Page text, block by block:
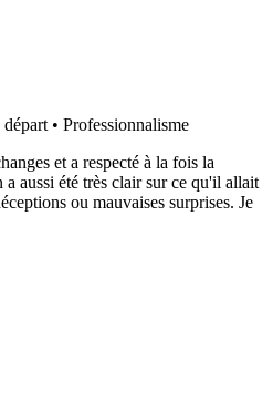
• Professionnalisme
et a respecté à la fois la
aussi été très clair sur ce qu'il allait
ou mauvaises surprises. Je